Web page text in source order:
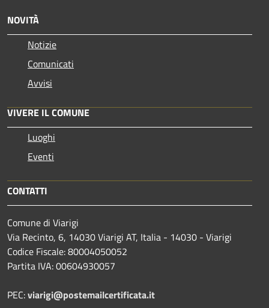
NOVITÀ
Notizie
Comunicati
Avvisi
VIVERE IL COMUNE
Luoghi
Eventi
CONTATTI
Comune di Viarigi
Via Recinto, 6, 14030 Viarigi AT, Italia - 14030 - Viarigi
Codice Fiscale: 80004050052
Partita IVA: 00604930057
PEC:viarigi@postemailcertificata.it